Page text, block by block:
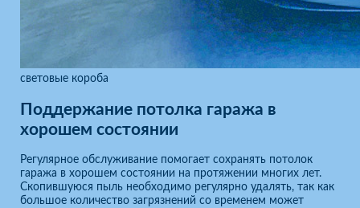
световые короба
Поддержание потолка гаража в
хорошем состоянии
Регулярное обслуживание помогает сохранять потолок
гаража в хорошем состоянии на протяжении многих лет.
Скопившуюся пыль необходимо регулярно удалять, так как
большое количество загрязнений со временем может